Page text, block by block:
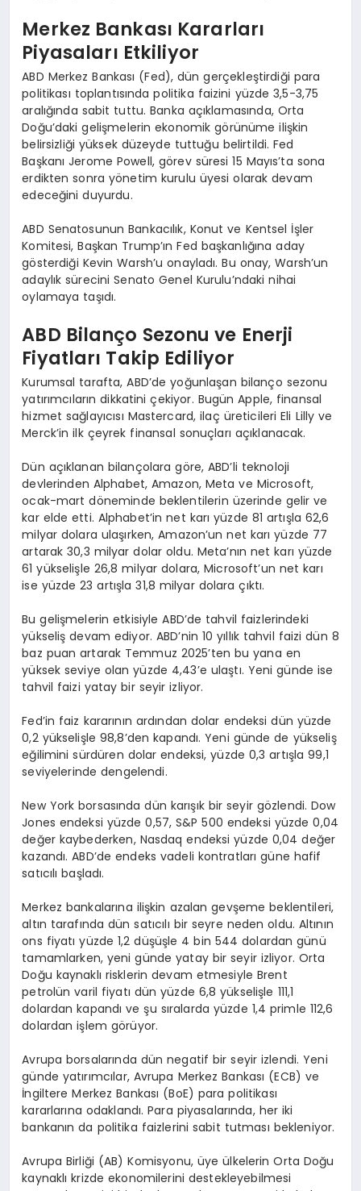
Merkez Bankası Kararları
Piyasaları Etkiliyor
ABD Merkez Bankası (Fed), dün gerçekleştirdiği para
politikası toplantısında politika faizini yüzde 3,5-3,75
aralığında sabit tuttu. Banka açıklamasında, Orta
Doğu’daki gelişmelerin ekonomik görünüme ilişkin
belirsizliği yüksek düzeyde tuttuğu belirtildi. Fed
Başkanı Jerome Powell, görev süresi 15 Mayıs’ta sona
erdikten sonra yönetim kurulu üyesi olarak devam
edeceğini duyurdu.
ABD Senatosunun Bankacılık, Konut ve Kentsel İşler
Komitesi, Başkan Trump’ın Fed başkanlığına aday
gösterdiği Kevin Warsh’u onayladı. Bu onay, Warsh’un
adaylık sürecini Senato Genel Kurulu’ndaki nihai
oylamaya taşıdı.
ABD Bilanço Sezonu ve Enerji
Fiyatları Takip Ediliyor
Kurumsal tarafta, ABD’de yoğunlaşan bilanço sezonu
yatırımcıların dikkatini çekiyor. Bugün Apple, finansal
hizmet sağlayıcısı Mastercard, ilaç üreticileri Eli Lilly ve
Merck’in ilk çeyrek finansal sonuçları açıklanacak.
Dün açıklanan bilançolara göre, ABD’li teknoloji
devlerinden Alphabet, Amazon, Meta ve Microsoft,
ocak-mart döneminde beklentilerin üzerinde gelir ve
kar elde etti. Alphabet’in net karı yüzde 81 artışla 62,6
milyar dolara ulaşırken, Amazon’un net karı yüzde 77
artarak 30,3 milyar dolar oldu. Meta’nın net karı yüzde
61 yükselişle 26,8 milyar dolara, Microsoft’un net karı
ise yüzde 23 artışla 31,8 milyar dolara çıktı.
Bu gelişmelerin etkisiyle ABD’de tahvil faizlerindeki
yükseliş devam ediyor. ABD’nin 10 yıllık tahvil faizi dün 8
baz puan artarak Temmuz 2025’ten bu yana en
yüksek seviye olan yüzde 4,43’e ulaştı. Yeni günde ise
tahvil faizi yatay bir seyir izliyor.
Fed’in faiz kararının ardından dolar endeksi dün yüzde
0,2 yükselişle 98,8’den kapandı. Yeni günde de yükseliş
eğilimini sürdüren dolar endeksi, yüzde 0,3 artışla 99,1
seviyelerinde dengelendi.
New York borsasında dün karışık bir seyir gözlendi. Dow
Jones endeksi yüzde 0,57, S&P 500 endeksi yüzde 0,04
değer kaybederken, Nasdaq endeksi yüzde 0,04 değer
kazandı. ABD’de endeks vadeli kontratları güne hafif
satıcılı başladı.
Merkez bankalarına ilişkin azalan gevşeme beklentileri,
altın tarafında dün satıcılı bir seyre neden oldu. Altının
ons fiyatı yüzde 1,2 düşüşle 4 bin 544 dolardan günü
tamamlarken, yeni günde yatay bir seyir izliyor. Orta
Doğu kaynaklı risklerin devam etmesiyle Brent
petrolün varil fiyatı dün yüzde 6,8 yükselişle 111,1
dolardan kapandı ve şu sıralarda yüzde 1,4 primle 112,6
dolardan işlem görüyor.
Avrupa borsalarında dün negatif bir seyir izlendi. Yeni
günde yatırımcılar, Avrupa Merkez Bankası (ECB) ve
İngiltere Merkez Bankası (BoE) para politikası
kararlarına odaklandı. Para piyasalarında, her iki
bankanın da politika faizlerini sabit tutması bekleniyor.
Avrupa Birliği (AB) Komisyonu, üye ülkelerin Orta Doğu
kaynaklı krizde ekonomilerini destekleyebilmesi